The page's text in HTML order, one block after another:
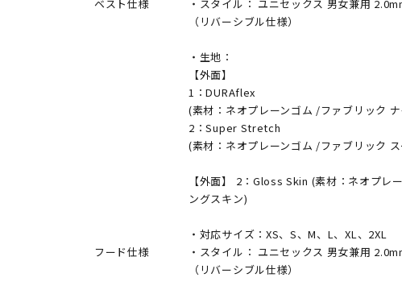
ベスト仕様
・スタイル： ユニセックス 男女兼用
（リバーシブル仕様）
・生地：
【外面】
1：DURAflex
(素材：ネオプレーンゴム /ファブリック
2：Super Stretch
(素材：ネオプレーンゴム /ファブリック
【外面】 2：Gloss Skin (素材：ネオプレ
ングスキン)
・対応サイズ：XS、S、M、L、XL、2XL
フード仕様
・スタイル： ユニセックス 男女兼用
（リバーシブル仕様）